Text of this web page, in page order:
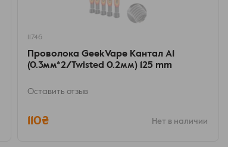
11746
Проволока GeekVape Kантал A1
(0.3мм*2/Twisted 0.2мм) 125 mm
Оставить отзыв
110₴ Нет в наличии